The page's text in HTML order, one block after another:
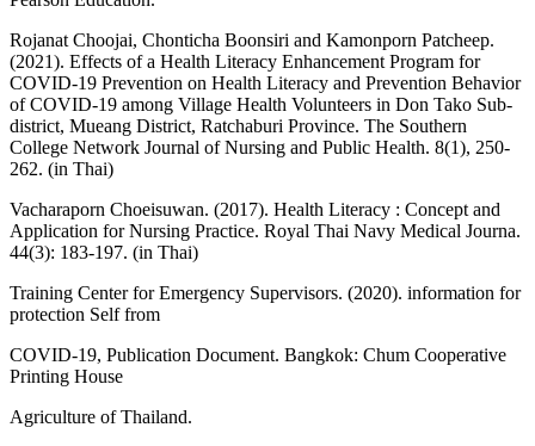
Rojanat Choojai, Chonticha Boonsiri and Kamonporn Patcheep.
(2021). Effects of a Health Literacy Enhancement Program for
COVID-19 Prevention on Health Literacy and Prevention Behavior
of COVID-19 among Village Health Volunteers in Don Tako Sub-
district, Mueang District, Ratchaburi Province. The Southern
College Network Journal of Nursing and Public Health. 8(1), 250-
262. (in Thai)
Vacharaporn Choeisuwan. (2017). Health Literacy : Concept and
Application for Nursing Practice. Royal Thai Navy Medical Journa.
44(3): 183-197. (in Thai)
Training Center for Emergency Supervisors. (2020). information for
protection Self from
COVID-19, Publication Document. Bangkok: Chum Cooperative
Printing House
Agriculture of Thailand.